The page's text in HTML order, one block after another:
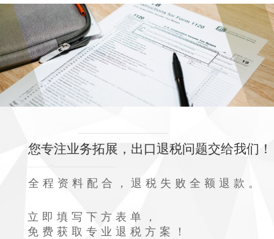
您专注业务拓展，出口退税问题交给我们！
全程资料配合，退税失败全额退款。
立即填写下方表单，
免费获取专业退税方案！